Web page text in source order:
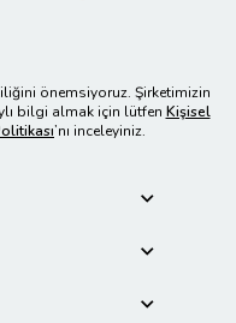
önemsiyoruz. Şirketimizin
bilgi almak için lütfen Kişisel
’nı inceleyiniz.